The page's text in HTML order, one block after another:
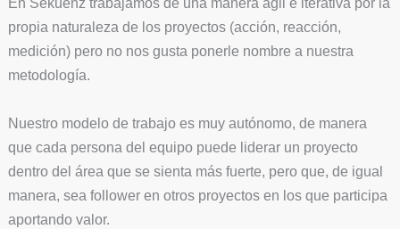
propia naturaleza de los proyectos (acción, reacción,
medición) pero no nos gusta ponerle nombre a nuestra
metodología.
Nuestro modelo de trabajo es muy autónomo, de manera
que cada persona del equipo puede liderar un proyecto
dentro del área que se sienta más fuerte, pero que, de igual
manera, sea follower en otros proyectos en los que participa
aportando valor.